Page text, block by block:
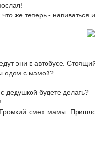
же теперь - напиваться
они в автобусе.
едем с мамой?
дедушкой будете делать?
смех мамы.